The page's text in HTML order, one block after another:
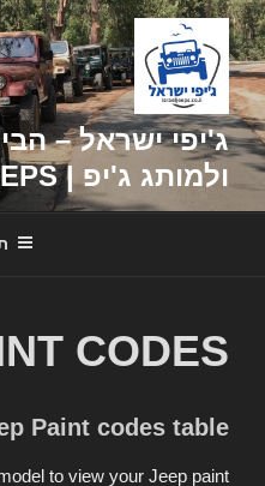
דילוג
לתוכן
ג'יפי ישראל –
ולמותג ג'יפ | ISRAEL JEEPS
CODES
Paint codes table
to view your Jeep paint